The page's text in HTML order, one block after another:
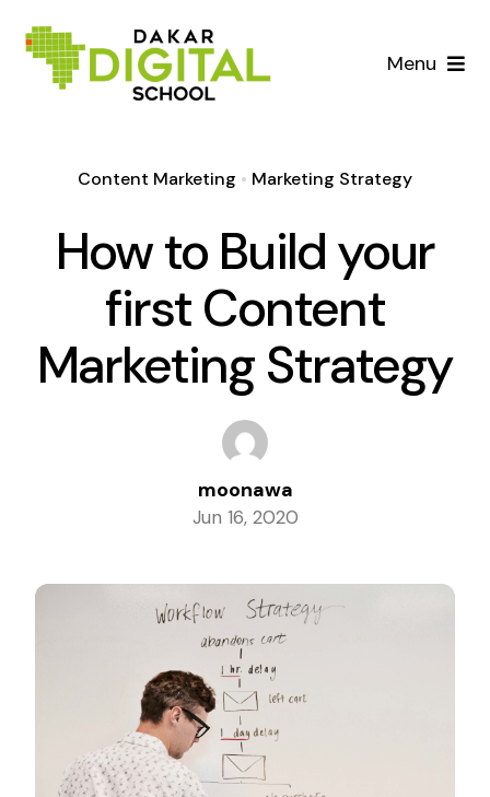
content
Menu
L’ECOLE
FORMATION
Développent Web
apprener à concevoir des sites internet et des
Infographie/3D
apprener à créer des supports de
communication de qualité
ENTREPRISE
CONTACT
Content Marketing • Marketing Strategy
How to Build your
first Content
Marketing Strategy
moonawa
Jun 16, 2020